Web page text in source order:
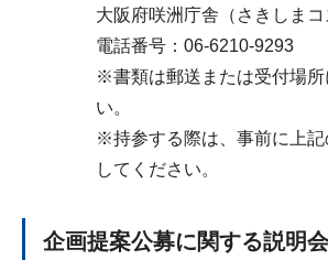
大阪府咲洲庁舎（さきしま
電話番号：06-6210-9293
※書類は郵送または受付場所
い。
※持参する際は、事前に上
してください。
企画提案公募に関する説明会